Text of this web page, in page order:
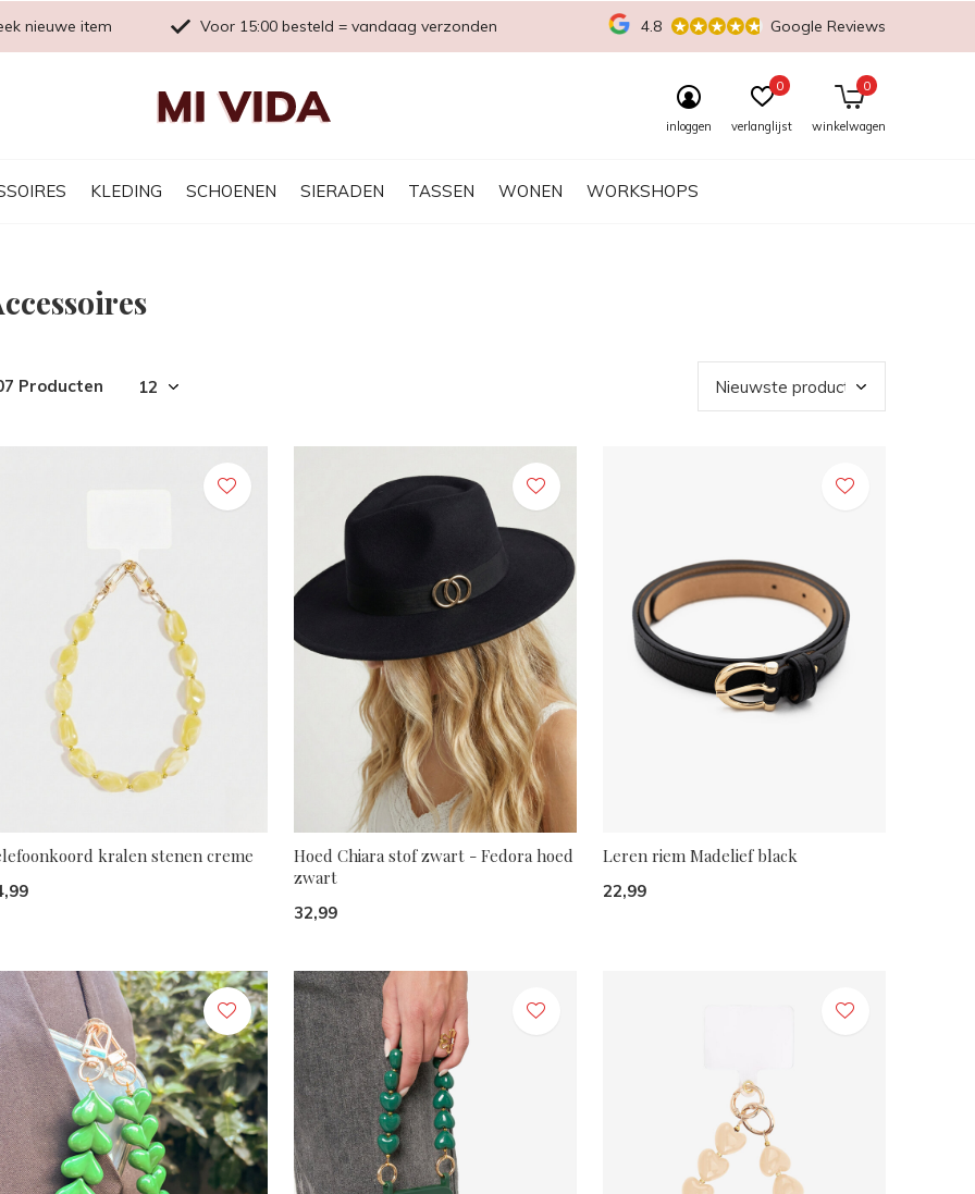
KLEDING SCHOENEN SIERADEN TASSEN WONEN WORKSHOPS
inloggen verlanglijst
0
winkelwagen
0
nieuwe item Voor 15:00 besteld = vandaag verzonden 4.8 Google Reviews
Producten
kralen stenen creme
Hoed Chiara stof zwart - Fedora hoed
zwart
32,99
Leren riem Madelief black
22,99